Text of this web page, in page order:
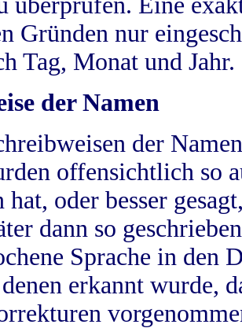
Gründen nur
Tag, Monat und Jahr.
der Namen
der
offensichtlich so
hat, oder besser
dann so
Sprache in
erkannt wurde,